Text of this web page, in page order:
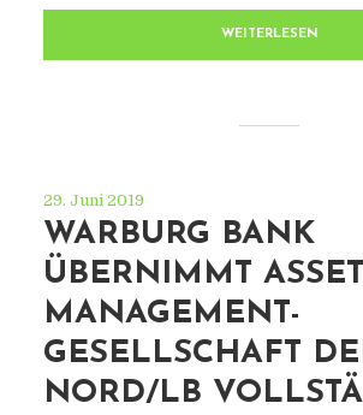
WEITERLESEN
29. Juni 2019
WARBURG BANK
ÜBERNIMMT
MANAGEMENT-
GESELLSCHAFT
NORD/LB